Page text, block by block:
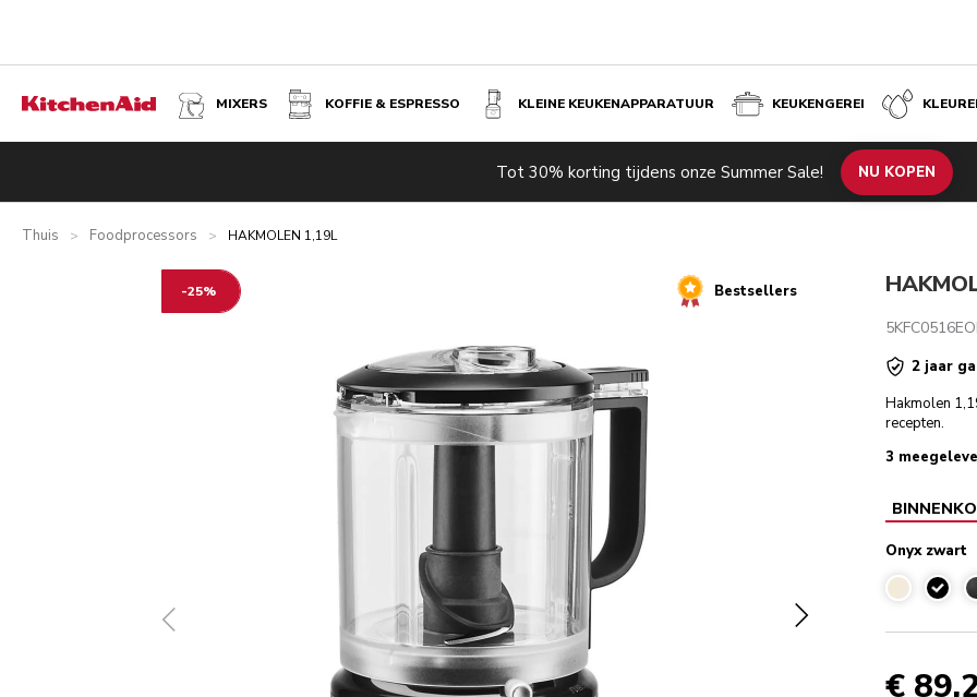
MIXERS KOFFIE & ESPRESSO KLEINE KEUKENAPPARATUUR KEUKENGEREI
Tot 30% korting tijdens onze Summer Sale! NU KOPEN
Thuis > Foodprocessors > HAKMOLEN 1,19L
Technische specificaties Beoordelingen
-25% Bestsellers
2 jaar
Hakmolen
recepten.
3
Onyx zwart
Onyx
€